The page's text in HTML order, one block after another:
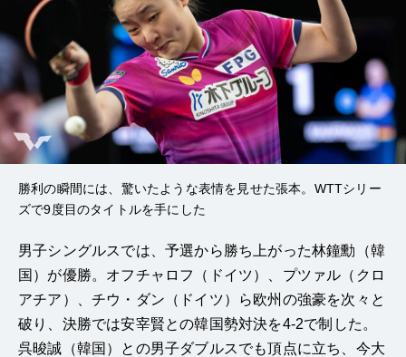
勝利の瞬間には、驚いたような表情を見せた張本。WTTシリー
ズで9度目のタイトルを手にした
男子シングルスでは、予選から勝ち上がった林鐘勳（韓
国） が優勝。 オフチャロフ（ドイツ）
、プツァル（クロ
アチア）、チウ・ダン（ドイツ）ら欧州の強豪を次々と
破り、決勝では安宰賢との韓国勢対決を4-2で制した。
呉晙誠（韓国）との男子ダブルスでも頂点に立ち、今大